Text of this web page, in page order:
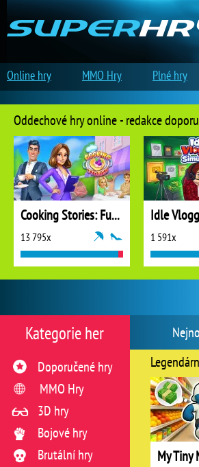
My Tiny
Kategorie her
Doporučené hry
MMO Hry
3D hry
Bojové hry
Brutální hry
Oddechové hry online - redakce
Cooking Stories: Fun Cafe Game
13 795x 1 591x
Online hry MMO Hry Plné hry